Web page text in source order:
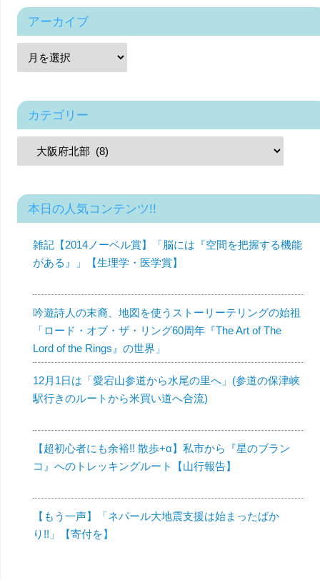
アーカイブ
カテゴリー
本日の人気コンテンツ!!
雑記【2014ノーベル賞】「脳には『空間を把握する機能
がある』」【生理学・医学賞】
吟遊詩人の末裔、地図を使うストーリーテリングの始祖
「ロード・オブ・ザ・リング60周年『The Art of The
Lord of the Rings』の世界」
12月1日は「愛宕山参道から水尾の里へ」(参道の保津峡
駅行きのルートから米買い道へ合流)
【超初心者にも余裕!! 散歩+α】私市から『星のブラン
コ』へのトレッキングルート【山行報告】
【もう一声】「ネパール大地震支援は始まったばか
り!!」【寄付を】